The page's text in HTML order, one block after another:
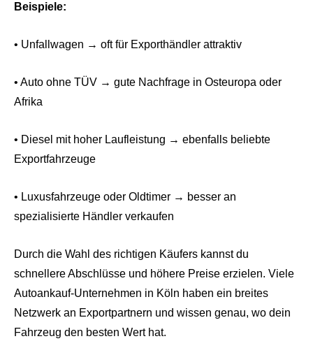
Beispiele:
• Unfallwagen → oft für Exporthändler attraktiv
• Auto ohne TÜV → gute Nachfrage in Osteuropa oder
Afrika
• Diesel mit hoher Laufleistung → ebenfalls beliebte
Exportfahrzeuge
• Luxusfahrzeuge oder Oldtimer → besser an
spezialisierte Händler verkaufen
Durch die Wahl des richtigen Käufers kannst du
schnellere Abschlüsse und höhere Preise erzielen. Viele
Autoankauf-Unternehmen in Köln haben ein breites
Netzwerk an Exportpartnern und wissen genau, wo dein
Fahrzeug den besten Wert hat.